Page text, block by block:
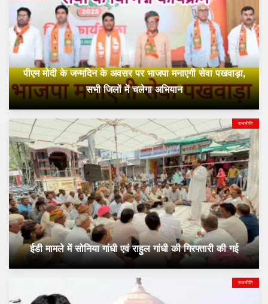
पीएम मोदी के जन्मदिन के अवसर पर भाजपा मनाएगी सेवा पखवाड़ा,
सभी जिलों में चलेगा अभियान
राजनीति
ईडी मामले में सोनिया गांधी एवं राहुल गांधी की गिरफ्तारी की गई
राजनीति